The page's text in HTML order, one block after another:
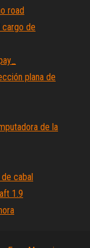
road
de
plana de
de la
cabal
1.9